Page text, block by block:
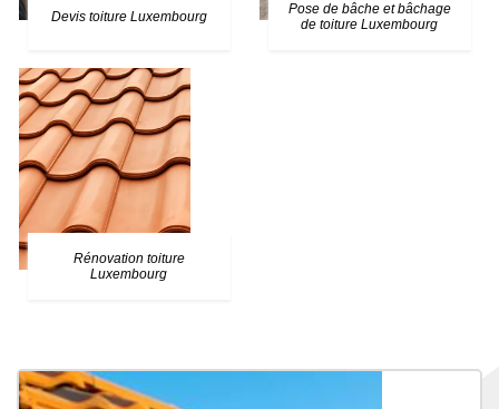
Devis toiture Luxembourg
Pose de bâche et bâchage
de toiture Luxembourg
Rénovation toiture
Luxembourg